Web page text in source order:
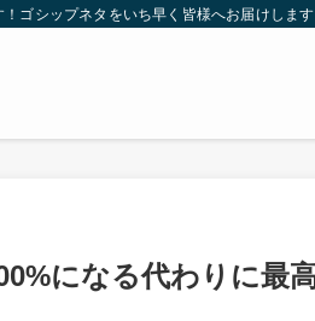
ゴシップネタをいち早く皆様へお届けします
になる代わりに最